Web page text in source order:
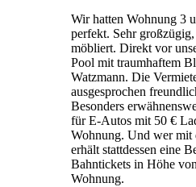
Wir hatten Wohnung 3
perfekt. Sehr großzügig,
möbliert. Direkt vor
Pool mit traumhaftem
Watzmann. Die
ausgesprochen
Besonders
für E-Autos mit 50 €
Wohnung. Und wer mit
erhält stattdessen eine
Bahntickets in Höhe
Wohnung.